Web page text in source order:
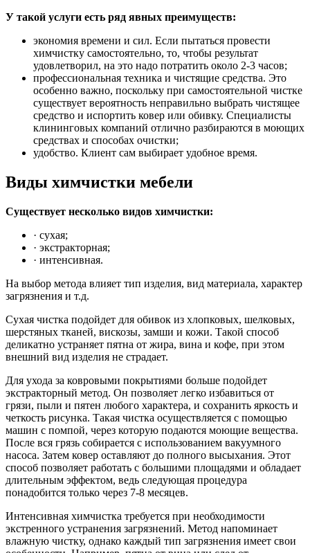
У такой услуги есть ряд явных преимуществ:
экономия времени и сил. Если пытаться провести
химчистку самостоятельно, то, чтобы результат
удовлетворил, на это надо потратить около 2-3 часов;
профессиональная техника и чистящие средства. Это
особенно важно, поскольку при самостоятельной чистке
существует вероятность неправильно выбрать чистящее
средство и испортить ковер или обивку. Специалисты
клининговых компаний отлично разбираются в моющих
средствах и способах очистки;
удобство. Клиент сам выбирает удобное время.
Виды химчистки мебели
Существует несколько видов химчистки:
· сухая;
· экстракторная;
· интенсивная.
На выбор метода влияет тип изделия, вид материала, характер
загрязнения и т.д.
Сухая чистка подойдет для обивок из хлопковых, шелковых,
шерстяных тканей, вискозы, замши и кожи. Такой способ
деликатно устраняет пятна от жира, вина и кофе, при этом
внешний вид изделия не страдает.
Для ухода за ковровыми покрытиями больше подойдет
экстракторный метод. Он позволяет легко избавиться от
грязи, пыли и пятен любого характера, и сохранить яркость и
четкость рисунка. Такая чистка осуществляется с помощью
машин с помпой, через которую подаются моющие вещества.
После вся грязь собирается с использованием вакуумного
насоса. Затем ковер оставляют до полного высыхания. Этот
способ позволяет работать с большими площадями и обладает
длительным эффектом, ведь следующая процедура
понадобится только через 7-8 месяцев.
Интенсивная химчистка требуется при необходимости
экстренного устранения загрязнений. Метод напоминает
влажную чистку, однако каждый тип загрязнения имеет свои